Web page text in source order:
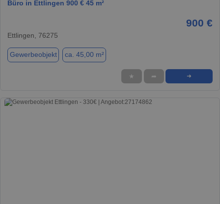
Büro in Ettlingen 900 € 45 m²
900 €
Ettlingen, 76275
Gewerbeobjekt ca. 45,00 m²
★ ➦ ➜